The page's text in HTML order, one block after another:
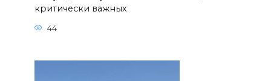
критически важных
44